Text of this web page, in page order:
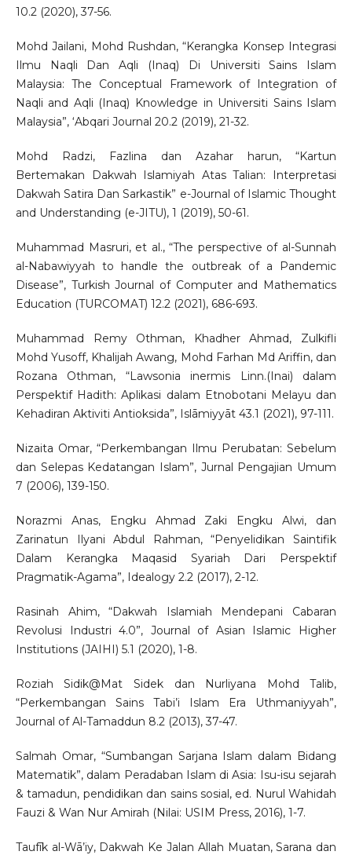
10.2 (2020), 37-56.
Mohd Jailani, Mohd Rushdan, “Kerangka Konsep Integrasi
Ilmu Naqli Dan Aqli (Inaq) Di Universiti Sains Islam
Malaysia: The Conceptual Framework of Integration of
Naqli and Aqli (Inaq) Knowledge in Universiti Sains Islam
Malaysia”, ‘Abqari Journal 20.2 (2019), 21-32.
Mohd Radzi, Fazlina dan Azahar harun, “Kartun
Bertemakan Dakwah Islamiyah Atas Talian: Interpretasi
Dakwah Satira Dan Sarkastik” e-Journal of Islamic Thought
and Understanding (e-JITU), 1 (2019), 50-61.
Muhammad Masruri, et al., “The perspective of al-Sunnah
al-Nabawiyyah to handle the outbreak of a Pandemic
Disease”, Turkish Journal of Computer and Mathematics
Education (TURCOMAT) 12.2 (2021), 686-693.
Muhammad Remy Othman, Khadher Ahmad, Zulkifli
Mohd Yusoff, Khalijah Awang, Mohd Farhan Md Ariffin, dan
Rozana Othman, “Lawsonia inermis Linn.(Inai) dalam
Perspektif Hadith: Aplikasi dalam Etnobotani Melayu dan
Kehadiran Aktiviti Antioksida”, Islāmiyyāt 43.1 (2021), 97-111.
Nizaita Omar, “Perkembangan Ilmu Perubatan: Sebelum
dan Selepas Kedatangan Islam”, Jurnal Pengajian Umum
7 (2006), 139-150.
Norazmi Anas, Engku Ahmad Zaki Engku Alwi, dan
Zarinatun Ilyani Abdul Rahman, “Penyelidikan Saintifik
Dalam Kerangka Maqasid Syariah Dari Perspektif
Pragmatik-Agama”, Idealogy 2.2 (2017), 2-12.
Rasinah Ahim, “Dakwah Islamiah Mendepani Cabaran
Revolusi Industri 4.0”, Journal of Asian Islamic Higher
Institutions (JAIHI) 5.1 (2020), 1-8.
Roziah Sidik@Mat Sidek dan Nurliyana Mohd Talib,
“Perkembangan Sains Tabi’i Islam Era Uthmaniyyah”,
Journal of Al-Tamaddun 8.2 (2013), 37-47.
Salmah Omar, “Sumbangan Sarjana Islam dalam Bidang
Matematik”, dalam Peradaban Islam di Asia: Isu-isu sejarah
& tamadun, pendidikan dan sains sosial, ed. Nurul Wahidah
Fauzi & Wan Nur Amirah (Nilai: USIM Press, 2016), 1-7.
Taufīk al-Wā’iy, Dakwah Ke Jalan Allah Muatan, Sarana dan